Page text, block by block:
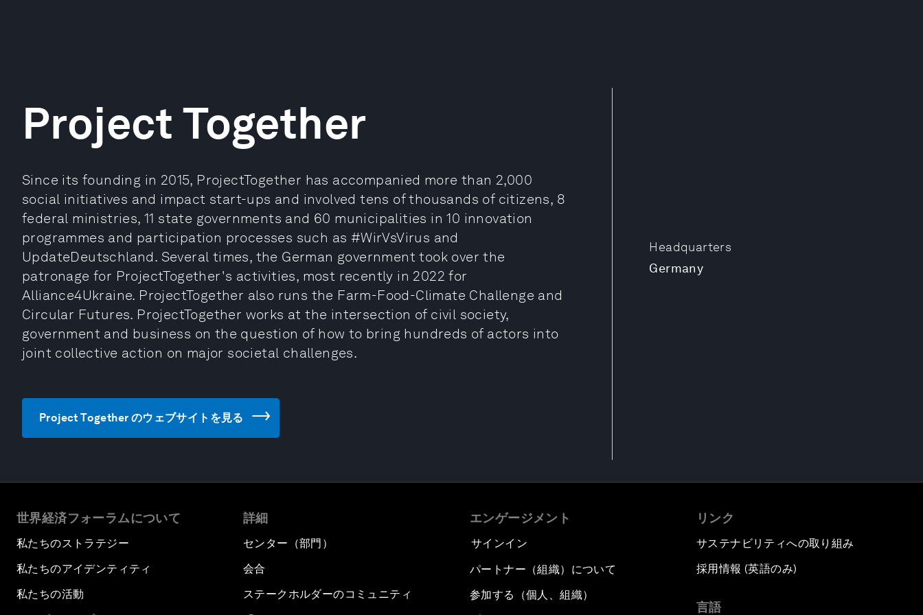
Headquarters
Germany
Project Together
Since its founding in 2015, ProjectTogether has accompanied more than 2,000
social initiatives and impact start-ups and involved tens of thousands of citizens, 8
federal ministries, 11 state governments and 60 municipalities in 10 innovation
programmes and participation processes such as #WirVsVirus and
UpdateDeutschland. Several times, the German government took over the
patronage for ProjectTogether's activities, most recently in 2022 for
Alliance4Ukraine. ProjectTogether also runs the Farm-Food-Climate Challenge and
Circular Futures. ProjectTogether works at the intersection of civil society,
government and business on the question of how to bring hundreds of actors into
joint collective action on major societal challenges.
Project Together のウェブサイトを見る
世界経済フォーラムについて
私たちのストラテジー
私たちのアイデンティティ
私たちの活動
詳細
センター（部門）
会合
ステークホルダーのコミュニティ
エンゲージメント
サインイン
パートナー（組織）について
参加する（個人、組織）
リンク
サステナビリティへの取り組み
採用情報 (英語のみ)
言語